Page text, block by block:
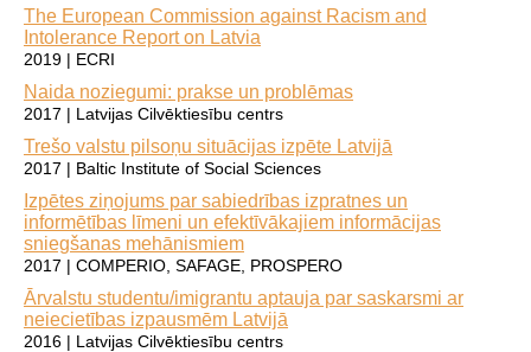
The European Commission against Racism and
Intolerance Report on Latvia
2019 | ECRI
Naida noziegumi: prakse un problēmas
2017 | Latvijas Cilvēktiesību centrs
Trešo valstu pilsoņu situācijas izpēte Latvijā
2017 | Baltic Institute of Social Sciences
Izpētes ziņojums par sabiedrības izpratnes un
informētības līmeni un efektīvākajiem informācijas
sniegšanas mehānismiem
2017 | COMPERIO, SAFAGE, PROSPERO
Ārvalstu studentu/imigrantu aptauja par saskarsmi ar
neiecietības izpausmēm Latvijā
2016 | Latvijas Cilvēktiesību centrs